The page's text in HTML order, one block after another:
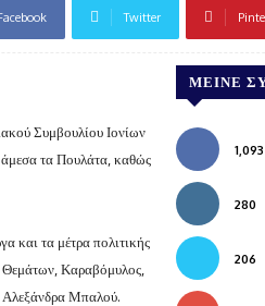
Twitter
Συμβουλίου Ιονίων
τα Πουλάτα, καθώς
και τα μέτρα πολιτικής
Καραβόμυλος,
Αλεξάνδρα Μπαλού.
ΜΕΊΝΕ
1,093
280
206